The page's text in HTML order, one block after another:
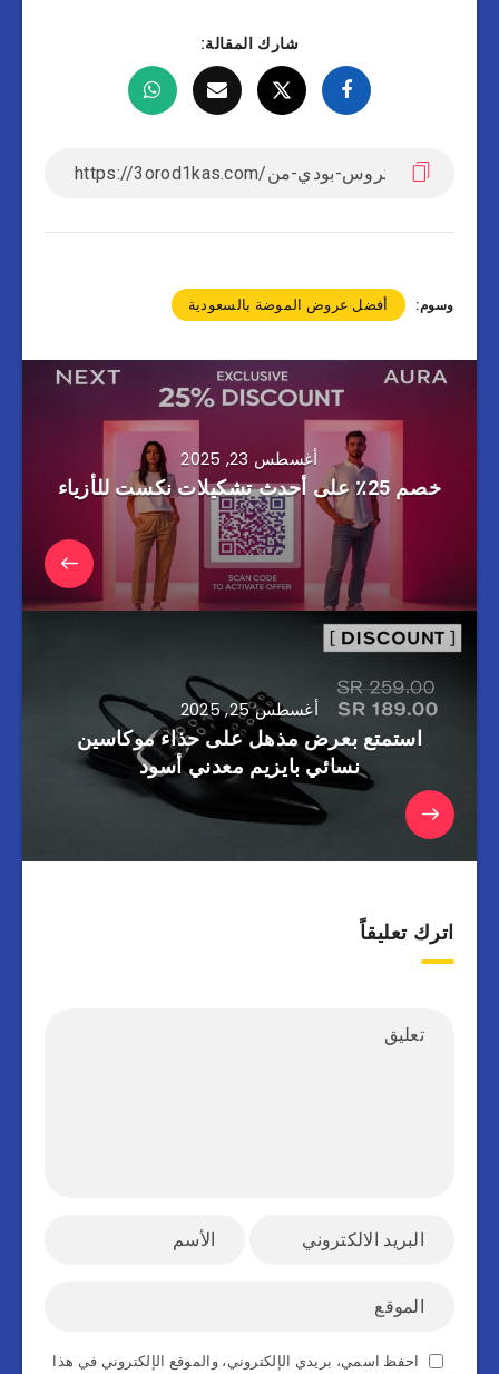
شارك المقالة:
وسوم: أفضل عروض الموضة بالسعودية
أغسطس 23, 2025
خصم 25٪ على أحدث تشكيلات نكست للأزياء
أغسطس 25, 2025
استمتع بعرض مذهل على حذاء موكاسين
نسائي بايزيم معدني أسود
اترك تعليقاً
احفظ اسمي، بريدي الإلكتروني، والموقع الإلكتروني في هذا